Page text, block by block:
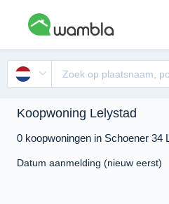
Koopwoning Lelystad
0 koopwoningen in Schoener 34